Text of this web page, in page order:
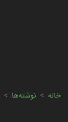
خانه > نوشته‌ها >